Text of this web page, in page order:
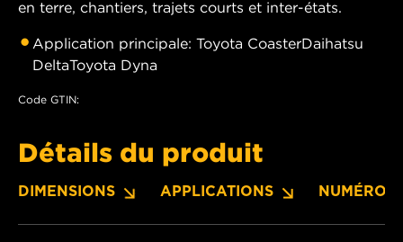
en terre, chantiers, trajets courts et inter-états.
Application principale: Toyota CoasterDaihatsu
DeltaToyota Dyna
Code GTIN:
Détails du produit
DIMENSIONS APPLICATIONS NUMÉROS